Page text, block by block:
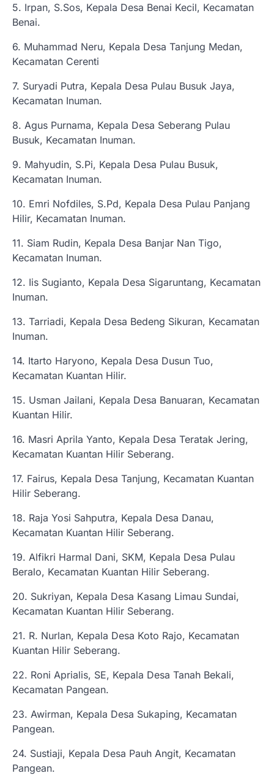
5. Irpan, S.Sos, Kepala Desa Benai Kecil, Kecamatan
Benai.
6. Muhammad Neru, Kepala Desa Tanjung Medan,
Kecamatan Cerenti
7. Suryadi Putra, Kepala Desa Pulau Busuk Jaya,
Kecamatan Inuman.
8. Agus Purnama, Kepala Desa Seberang Pulau
Busuk, Kecamatan Inuman.
9. Mahyudin, S.Pi, Kepala Desa Pulau Busuk,
Kecamatan Inuman.
10. Emri Nofdiles, S.Pd, Kepala Desa Pulau Panjang
Hilir, Kecamatan Inuman.
11. Siam Rudin, Kepala Desa Banjar Nan Tigo,
Kecamatan Inuman.
12. Iis Sugianto, Kepala Desa Sigaruntang, Kecamatan
Inuman.
13. Tarriadi, Kepala Desa Bedeng Sikuran, Kecamatan
Inuman.
14. Itarto Haryono, Kepala Desa Dusun Tuo,
Kecamatan Kuantan Hilir.
15. Usman Jailani, Kepala Desa Banuaran, Kecamatan
Kuantan Hilir.
16. Masri Aprila Yanto, Kepala Desa Teratak Jering,
Kecamatan Kuantan Hilir Seberang.
17. Fairus, Kepala Desa Tanjung, Kecamatan Kuantan
Hilir Seberang.
18. Raja Yosi Sahputra, Kepala Desa Danau,
Kecamatan Kuantan Hilir Seberang.
19. Alfikri Harmal Dani, SKM, Kepala Desa Pulau
Beralo, Kecamatan Kuantan Hilir Seberang.
20. Sukriyan, Kepala Desa Kasang Limau Sundai,
Kecamatan Kuantan Hilir Seberang.
21. R. Nurlan, Kepala Desa Koto Rajo, Kecamatan
Kuantan Hilir Seberang.
22. Roni Aprialis, SE, Kepala Desa Tanah Bekali,
Kecamatan Pangean.
23. Awirman, Kepala Desa Sukaping, Kecamatan
Pangean.
24. Sustiaji, Kepala Desa Pauh Angit, Kecamatan
Pangean.